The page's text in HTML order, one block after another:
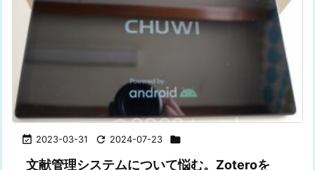
 2023-03-31  2024-07-23 
文献管理システムについて悩む。Zoteroを